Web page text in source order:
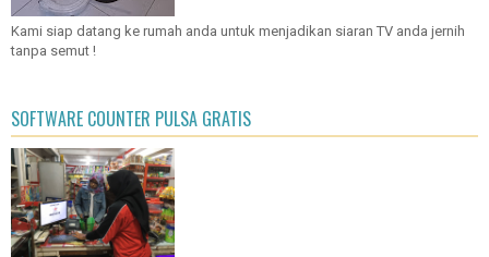
Kami siap datang ke rumah anda untuk menjadikan siaran TV anda jernih
tanpa semut !
SOFTWARE COUNTER PULSA GRATIS